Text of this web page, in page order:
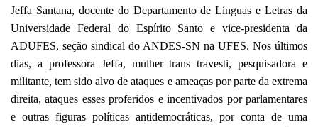
Jeffa Santana, docente do Departamento de Línguas e Letras da
Universidade Federal do Espírito Santo e vice-presidenta da
ADUFES, seção sindical do ANDES-SN na UFES. Nos últimos
dias, a professora Jeffa, mulher trans travesti, pesquisadora e
militante, tem sido alvo de ataques e ameaças por parte da extrema
direita, ataques esses proferidos e incentivados por parlamentares
e outras figuras políticas antidemocráticas, por conta de uma